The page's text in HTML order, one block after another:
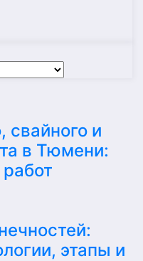
свайного и
в Тюмени:
этапы и